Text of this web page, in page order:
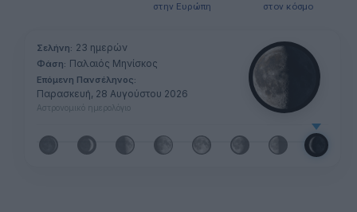
στην Ευρώπη
στον κόσμο
Σελήνη: 23 ημερών
Φάση: Παλαιός Μηνίσκος
Επόμενη Πανσέληνος:
Παρασκευή, 28 Αυγούστου 2026
Αστρονομικό ημερολόγιο